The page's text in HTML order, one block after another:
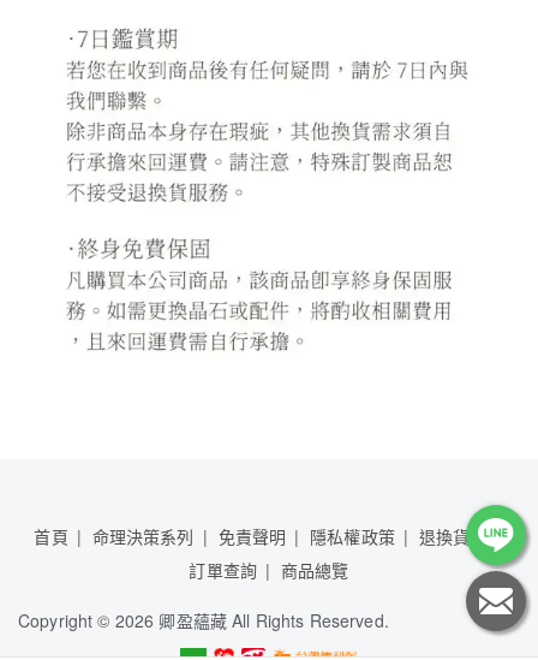
首頁 命理決策系列 免責聲明 隱私權政策
退換貨說明
訂單查詢
商品總覽
Copyright© 2026 卿盈蘊藏 All Rights Reserved.